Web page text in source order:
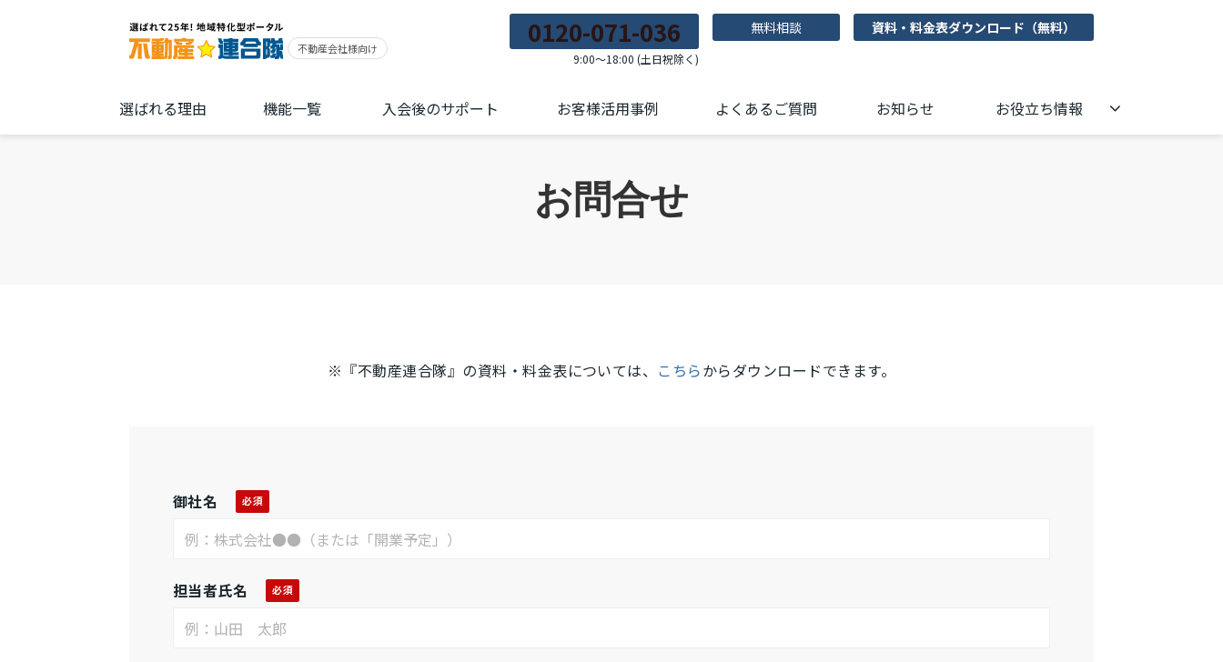
0120-071-036
9:00～18:00 (土日祝除く)
無料相談 資料・料金表ダウンロード（無料）
選ばれる理由 機能一覧 入会後のサポート お客様活用事例 よくあるご質問 お知らせ お役立ち情報
お問合せ
※『不動産連合隊』の資料・料金表については、 こちらからダウンロードできます。
御社名
担当者氏名